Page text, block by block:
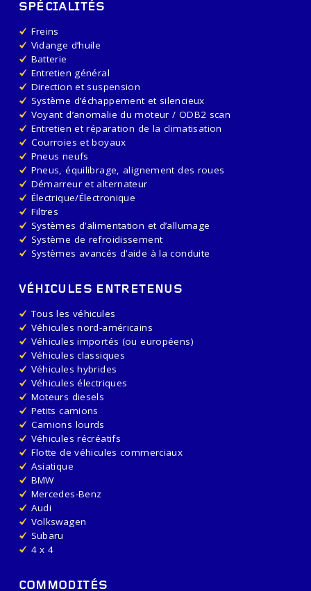
SPÉCIALITÉS
Freins
Vidange d’huile
Batterie
Entretien général
Direction et suspension
Système d’échappement et silencieux
Voyant d’anomalie du moteur / ODB2 scan
Entretien et réparation de la climatisation
Courroies et boyaux
Pneus neufs
Pneus, équilibrage, alignement des roues
Démarreur et alternateur
Électrique/Électronique
Filtres
Systèmes d’alimentation et d’allumage
Système de refroidissement
Systèmes avancés d’aide à la conduite
VÉHICULES ENTRETENUS
Tous les véhicules
Véhicules nord-américains
Véhicules importés (ou européens)
Véhicules classiques
Véhicules hybrides
Véhicules électriques
Moteurs diesels
Petits camions
Camions lourds
Véhicules récréatifs
Flotte de véhicules commerciaux
Asiatique
BMW
Mercedes-Benz
Audi
Volkswagen
Subaru
4 x 4
COMMODITÉS